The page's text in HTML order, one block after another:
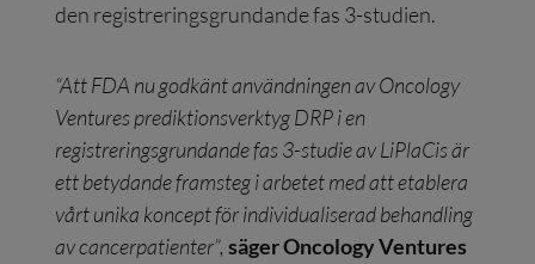
den registreringsgrundande fas 3-studien.
“Att FDA nu godkänt användningen av Oncology
Ventures prediktionsverktyg DRP i en
registreringsgrundande fas 3-studie av LiPlaCis är
ett betydande framsteg i arbetet med att etablera
vårt unika koncept för individualiserad behandling
av cancerpatienter”, säger Oncology Ventures